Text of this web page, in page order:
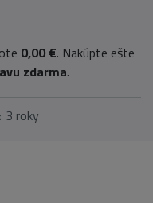
0,00 €. Nakúpte ešte
zdarma.
3 roky